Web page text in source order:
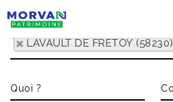
LAVAULT DE FRETOY (58230)